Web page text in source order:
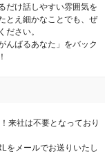
だけ話しやすい雰囲気を
とえ細かなことでも、ぜ
ださい。
んばるあなた」をバック
来社は不要となっており
をメールでお送りいたし